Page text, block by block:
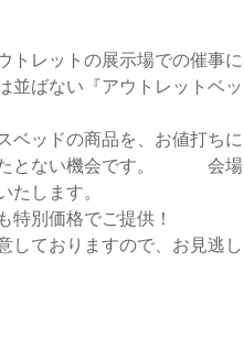
トレットの展示場での催事に
並ばない『アウトレットベッ
ベッドの商品を、お値打ちに
たとない機会です。 会場
たします。
特別価格でご提供！
しておりますので、お見逃し